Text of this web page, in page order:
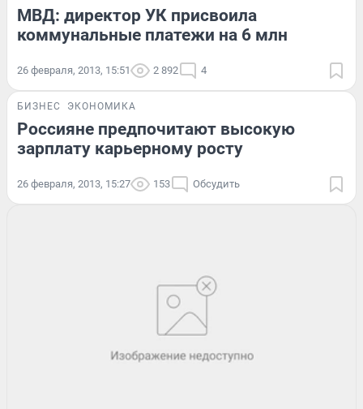
МВД: директор УК присвоила
коммунальные платежи на 6 млн
26 февраля, 2013, 15:51 2 892 4
БИЗНЕС ЭКОНОМИКА
Россияне предпочитают высокую
зарплату карьерному росту
26 февраля, 2013, 15:27 153 Обсудить